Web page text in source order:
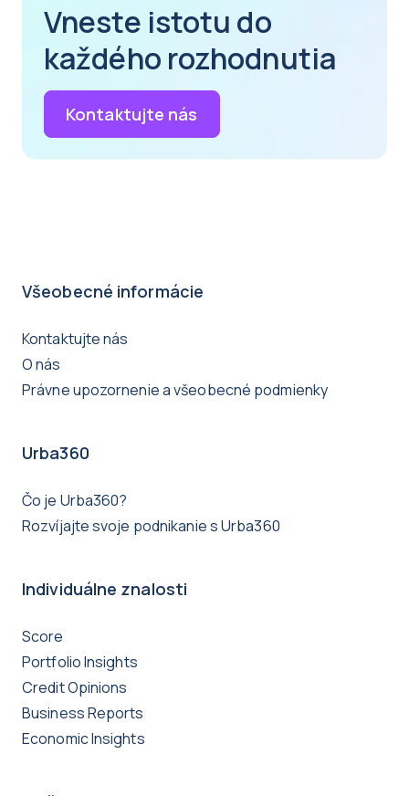
Vneste istotu do
každého rozhodnutia
Kontaktujte nás
Všeobecné informácie
Kontaktujte nás
O nás
Právne upozornenie a všeobecné podmienky
Urba360
Čo je Urba360?
Rozvíjajte svoje podnikanie s Urba360
Individuálne znalosti
Score
Portfolio Insights
Credit Opinions
Business Reports
Economic Insights